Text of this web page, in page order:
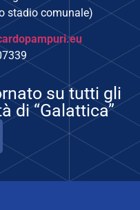
stadio comunale)
su tutti gli
di “Galattica”